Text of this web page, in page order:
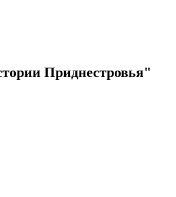
Приднестровья"